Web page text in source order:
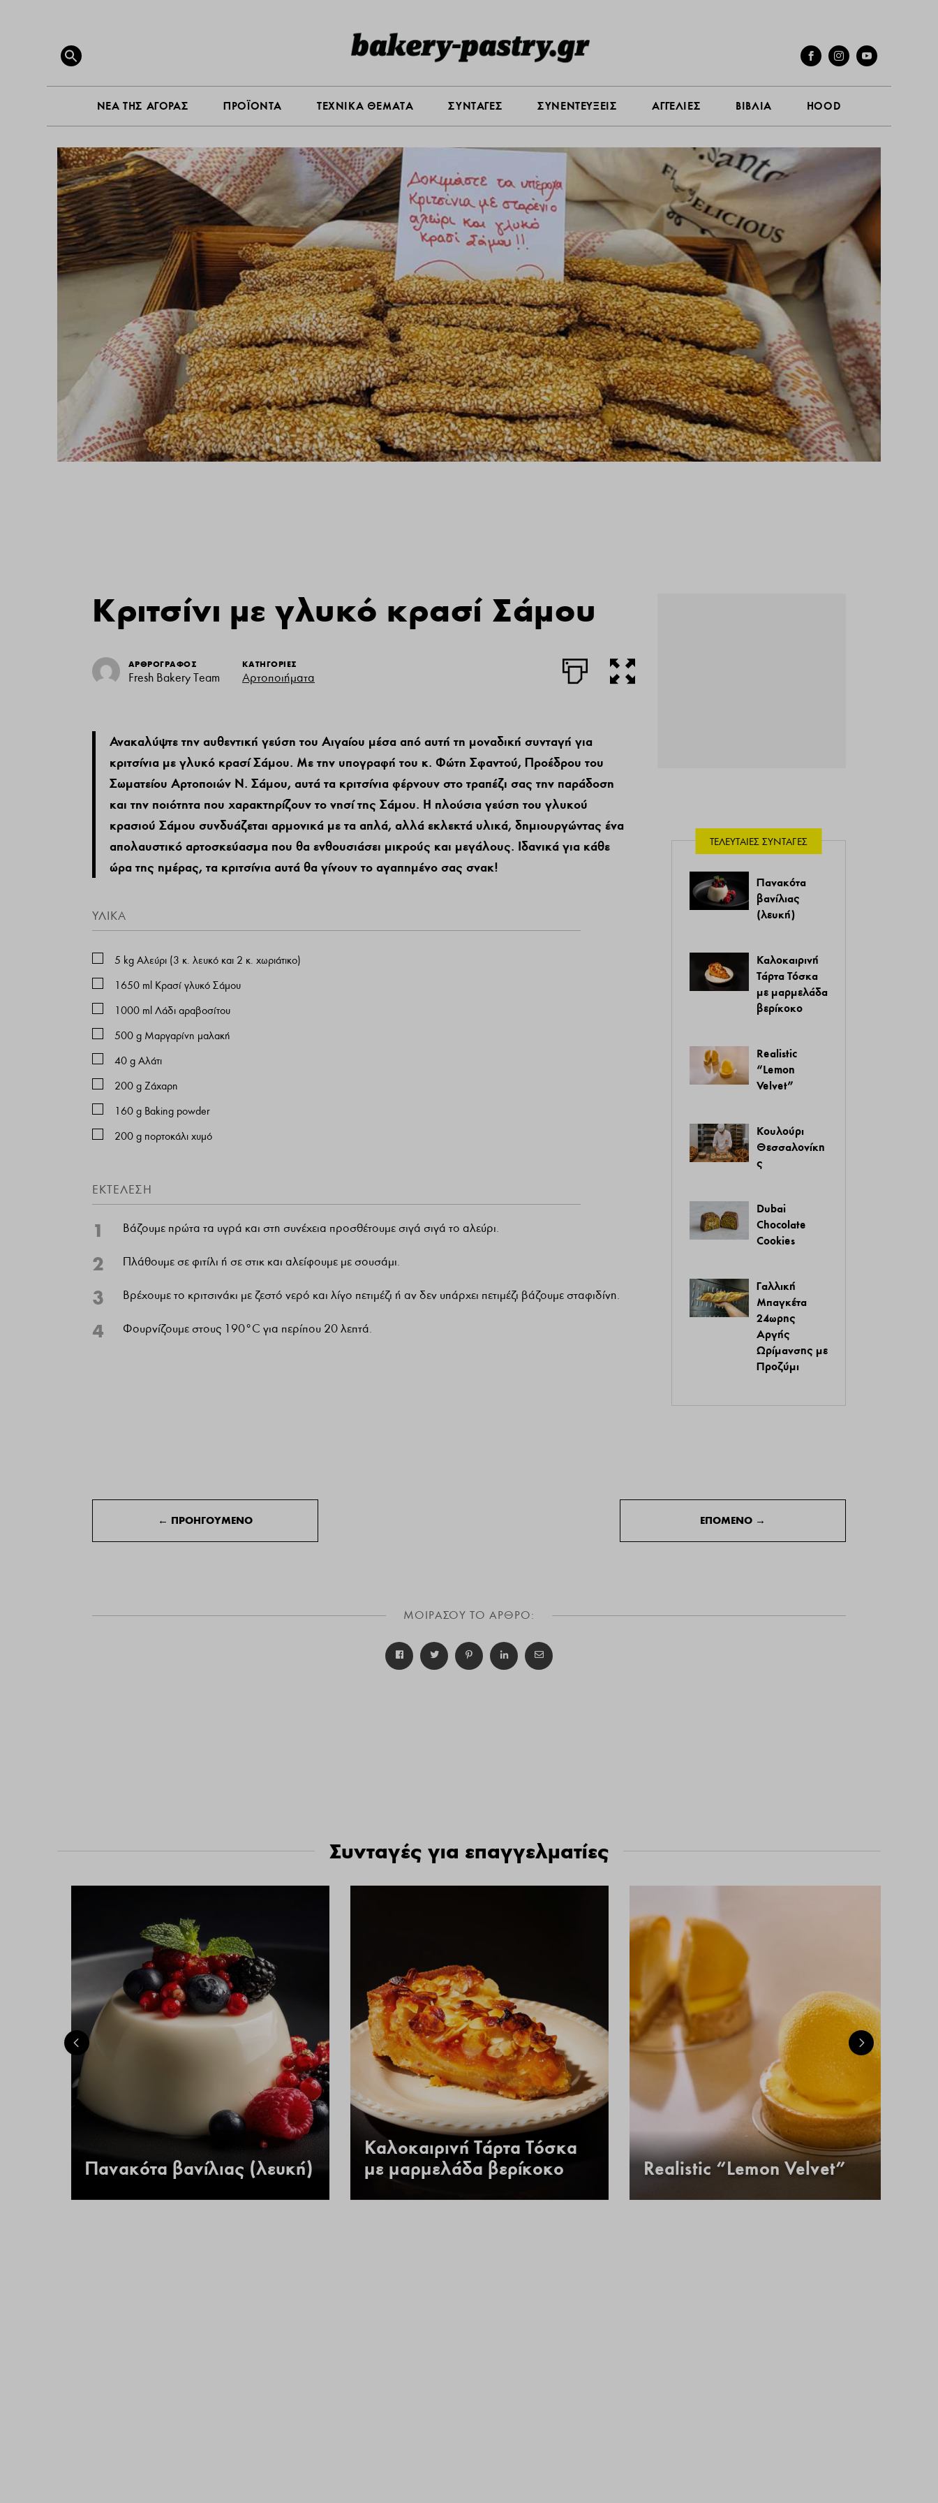
Search
for:
SEARCH BUTTON
ΝΕΑ ΤΗΣ ΑΓΟΡΑΣ ΠΡΟΪΟΝΤΑ ΤΕΧΝΙΚΑ ΘΕΜΑΤΑ ΣΥΝΤΑΓΕΣ ΣΥΝΕΝΤΕΥΞΕΙΣ ΑΓΓΕΛΙΕΣ ΒΙΒΛΙΑ HOOD
HOOD
Κριτσίνι με γλυκό κρασί Σάμου
ΑΡΘΡΟΓΡΑΦΟΣ
Fresh Bakery Team
ΚΑΤΗΓΟΡΙΕΣ
Αρτοποιήματα
Ανακαλύψτε την αυθεντική γεύση του Αιγαίου μέσα από αυτή τη μοναδική συνταγή για
κριτσίνια με γλυκό κρασί Σάμου. Με την υπογραφή του κ. Φώτη Σφαντού, Προέδρου του
Σωματείου Αρτοποιών Ν. Σάμου, αυτά τα κριτσίνια φέρνουν στο τραπέζι σας την παράδοση
και την ποιότητα που χαρακτηρίζουν το νησί της Σάμου. Η πλούσια γεύση του γλυκού
κρασιού Σάμου συνδυάζεται αρμονικά με τα απλά, αλλά εκλεκτά υλικά, δημιουργώντας ένα
απολαυστικό αρτοσκεύασμα που θα ενθουσιάσει μικρούς και μεγάλους. Ιδανικά για κάθε
ώρα της ημέρας, τα κριτσίνια αυτά θα γίνουν το αγαπημένο σας σνακ!
ΥΛΙΚΑ
5 kg Αλεύρι (3 κ. λευκό και 2 κ. χωριάτικο)
1650 ml Κρασί γλυκό Σάμου
1000 ml Λάδι αραβοσίτου
500 g Μαργαρίνη μαλακή
40 g Αλάτι
200 g Ζάχαρη
160 g Baking powder
200 g πορτοκάλι χυμό
ΕΚΤΕΛΕΣΗ
1 Βάζουμε πρώτα τα υγρά και στη συνέχεια προσθέτουμε σιγά σιγά το αλεύρι.
2 Πλάθουμε σε φιτίλι ή σε στικ και αλείφουμε με σουσάμι.
3 Βρέχουμε το κριτσινάκι με ζεστό νερό και λίγο πετιμέζι ή αν δεν υπάρχει πετιμέζι βάζουμε σταφιδίνη.
4 Φουρνίζουμε στους 190°C για περίπου 20 λεπτά.
ΤΕΛΕΥΤΑΊΕΣ ΣΥΝΤΑΓΈΣ
Πανακότα
βανίλιας
(λευκή)
Καλοκαιρινή
Τάρτα Τόσκα
με μαρμελάδα
βερίκοκο
Realistic
“Lemon
Velvet”
Κουλούρι
Θεσσαλονίκη
ς
Dubai
Chocolate
Cookies
Γαλλική
Μπαγκέτα
24ωρης
Αργής
Ωρίμανσης με
Προζύμι
← ΠΡΟΗΓΟΥΜΕΝΟ ΕΠΟΜΕΝΟ →
ΜΟΙΡΑΣΟΥ ΤΟ ΑΡΘΡΟ:
Συνταγές για επαγγελματίες
Πανακότα βανίλιας (λευκή)
Καλοκαιρινή Τάρτα Τόσκα
με μαρμελάδα βερίκοκο
Realistic “Lemon Velvet”